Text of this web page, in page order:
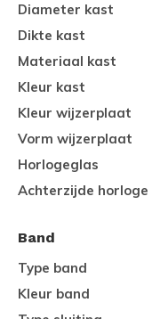
Diameter kast
Dikte kast
Materiaal kast
Kleur kast
Kleur wijzerplaat
Vorm wijzerplaat
Horlogeglas
Achterzijde horloge
Band
Type band
Kleur band